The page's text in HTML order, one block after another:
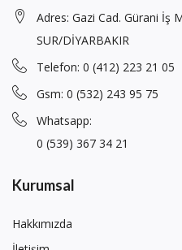
Adres: Gazi Cad. Gürani İş
SUR/DİYARBAKIR
Telefon: 0 (412) 223 21 05
Gsm: 0 (532) 243 95 75
Whatsapp:
0 (539) 367 34 21
Kurumsal
Hakkımızda